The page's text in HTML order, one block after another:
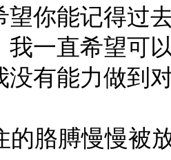
望你能记得过
我一直希望可
有能力做到
胳膊慢慢被